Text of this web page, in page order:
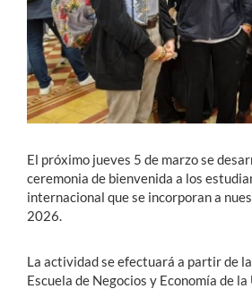
El próximo jueves 5 de marzo se
ceremonia de bienvenida a los
internacional que se incorporan a
2026.
La actividad se efectuará a partir de
Escuela de Negocios y Economía de